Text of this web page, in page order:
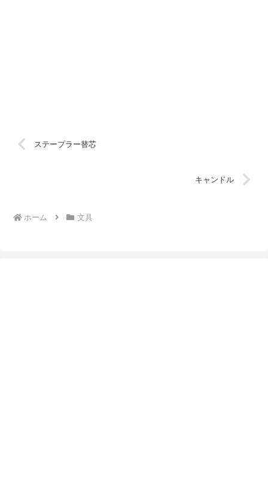
ステープラー替芯
キャンドル
ホーム 文具